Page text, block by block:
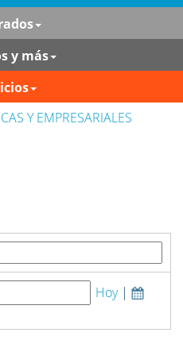
y más
Y EMPRESARIALES
Hoy|